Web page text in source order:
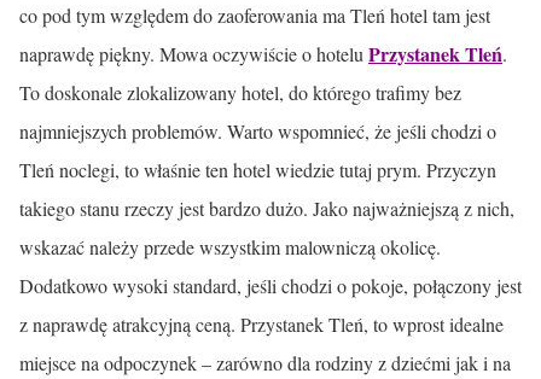
co pod tym względem do zaoferowania ma Tleń hotel tam jest
naprawdę piękny. Mowa oczywiście o hotelu Przystanek Tleń.
To doskonale zlokalizowany hotel, do którego trafimy bez
najmniejszych problemów. Warto wspomnieć, że jeśli chodzi o
Tleń noclegi, to właśnie ten hotel wiedzie tutaj prym. Przyczyn
takiego stanu rzeczy jest bardzo dużo. Jako najważniejszą z nich,
wskazać należy przede wszystkim malowniczą okolicę.
Dodatkowo wysoki standard, jeśli chodzi o pokoje, połączony jest
z naprawdę atrakcyjną ceną. Przystanek Tleń, to wprost idealne
miejsce na odpoczynek – zarówno dla rodziny z dziećmi jak i na